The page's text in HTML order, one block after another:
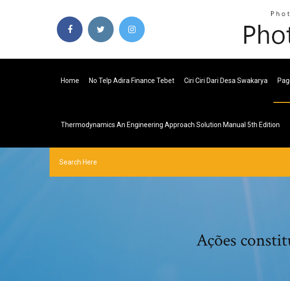
Home No Telp Adira Finance Tebet Ciri Ciri Dari Desa Swakarya
Thermodynamics An Engineering Approach Solution Manual 5th Edition
Ações